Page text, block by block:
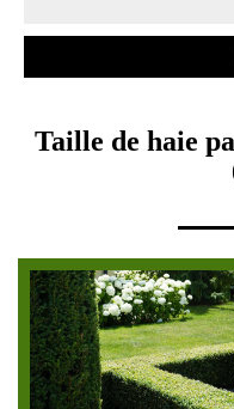
Taille de haie